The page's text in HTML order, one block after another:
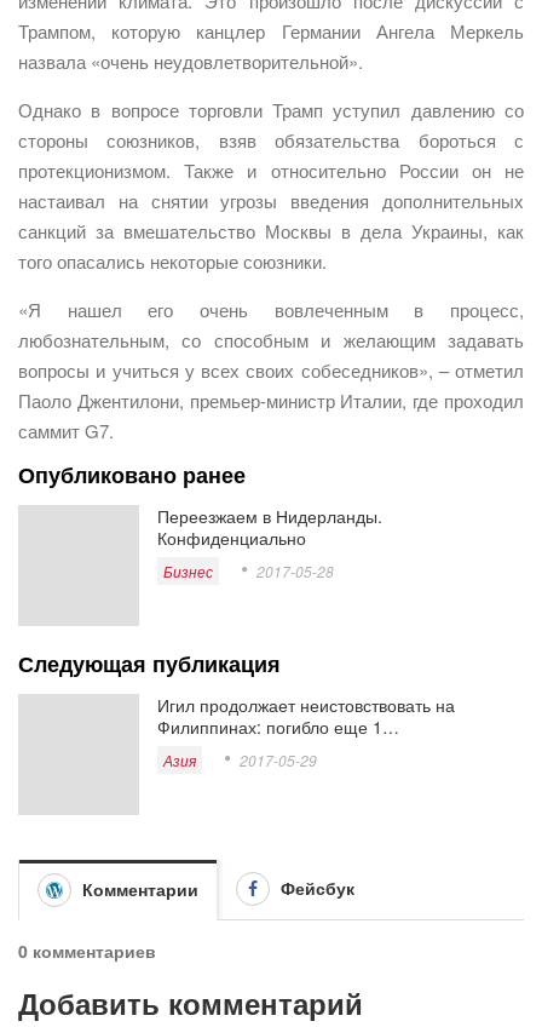
Трампом, которую канцлер Германии Ангела Меркель
назвала «очень неудовлетворительной».
Однако в вопросе торговли Трамп уступил давлению со
стороны союзников, взяв обязательства бороться с
протекционизмом. Также и относительно России он не
настаивал на снятии угрозы введения дополнительных
санкций за вмешательство Москвы в дела Украины, как
того опасались некоторые союзники.
«Я нашел его очень вовлеченным в процесс,
любознательным, со способным и желающим задавать
вопросы и учиться у всех своих собеседников», – отметил
Паоло Джентилони, премьер-министр Италии, где проходил
саммит G7.
Опубликовано ранее
Переезжаем в Нидерланды.
Конфиденциально
Бизнес 2017-05-28
Следующая публикация
Игил продолжает неистовствовать на
Филиппинах: погибло еще 1…
Азия 2017-05-29
Комментарии Фейсбук
0 комментариев
Добавить комментарий